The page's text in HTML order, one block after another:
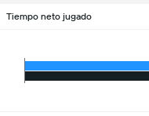
Tiempo neto jugado